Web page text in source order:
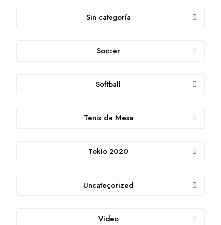
Sin categoría
Soccer
Softball
Tenis de Mesa
Tokio 2020
Uncategorized
Video